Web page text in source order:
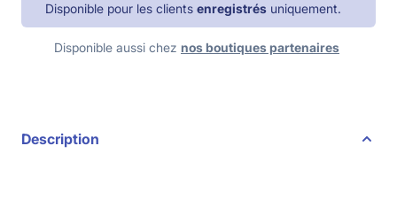
Disponible pour les clients enregistrés uniquement.
Disponible aussi chez nos boutiques partenaires
Description